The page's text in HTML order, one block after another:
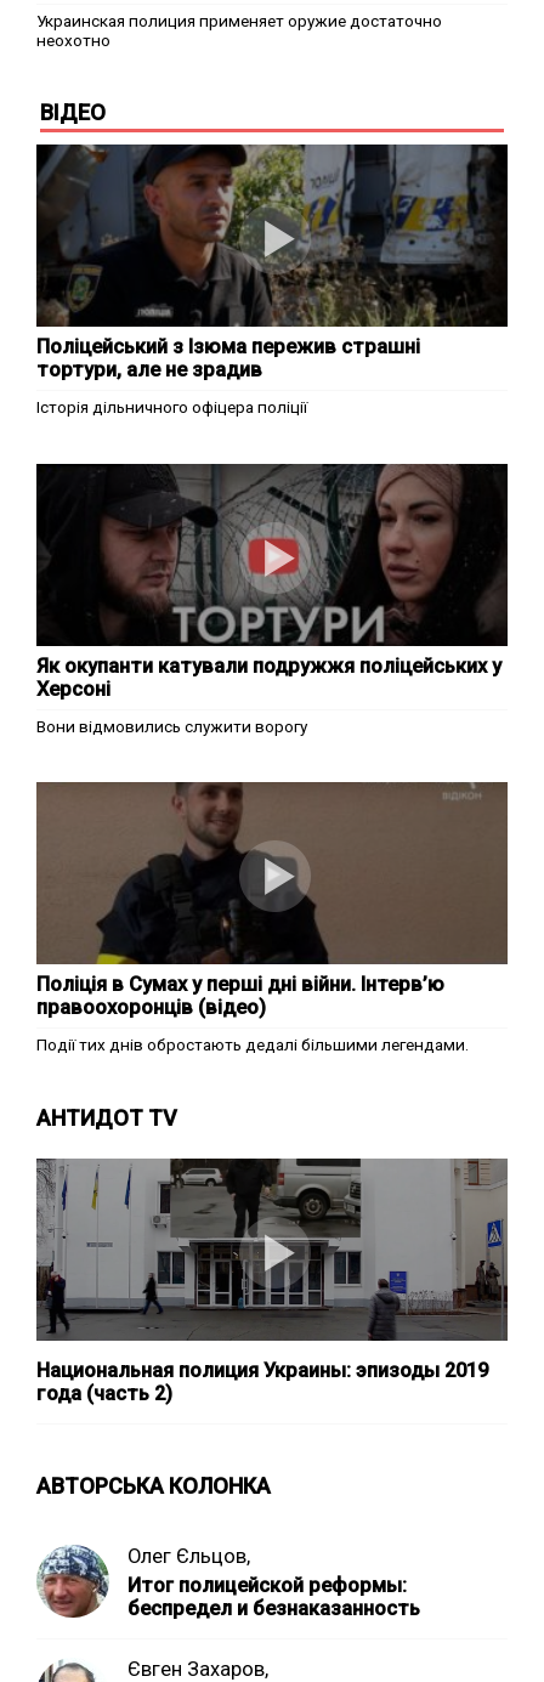
Украинская полиция применяет оружие достаточно
неохотно
ВІДЕО
Поліцейський з Ізюма пережив страшні
тортури, але не зрадив
Історія дільничного офіцера поліції
Як окупанти катували подружжя поліцейських у
Херсоні
Вони відмовились служити ворогу
Поліція в Сумах у перші дні війни. Інтерв’ю
правоохоронців (відео)
Події тих днів обростають дедалі більшими легендами.
АНТИДОТ TV
Национальная полиция Украины: эпизоды 2019
года (часть 2)
АВТОРСЬКА КОЛОНКА
Олег Єльцов,
Итог полицейской реформы:
беспредел и безнаказанность
Євген Захаров,